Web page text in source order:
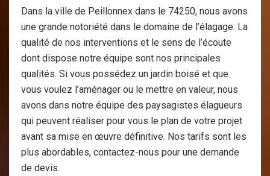
Dans la ville de Peillonnex dans le 74250, nous avons
une grande notoriété dans le domaine de l’élagage. La
qualité de nos interventions et le sens de l’écoute
dont dispose notre équipe sont nos principales
qualités. Si vous possédez un jardin boisé et que
vous voulez l’aménager ou le mettre en valeur, nous
avons dans notre équipe des paysagistes élagueurs
qui peuvent réaliser pour vous le plan de votre projet
avant sa mise en œuvre définitive. Nos tarifs sont les
plus abordables, contactez-nous pour une demande
de devis.